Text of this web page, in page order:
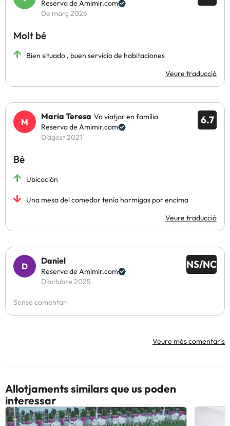
Reserva de Amimir.com
De març 2026
Molt bé
Bien situado , buen servicio de habitaciones
Veure traducció
6.7
Maria Teresa Va viatjar en família
Reserva de Amimir.com
D’agost 2021
Bé
Ubicación
Una mesa del comedor tenía hormigas por encima
Veure traducció
NS/NC
Daniel
Reserva de Amimir.com
D’octubre 2025
Sense comentari
Veure més comentaris
Allotjaments similars que us poden
interessar